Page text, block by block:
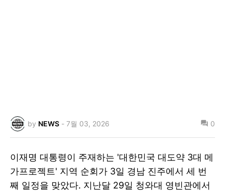
by NEWS - 7월 03, 2026 0
이재명 대통령이 주재하는 '대한민국 대도약 3대 메
가프로젝트' 지역 순회가 3일 경남 진주에서 세 번
째 일정을 맞았다. 지난달 29일 청와대 영빈관에서